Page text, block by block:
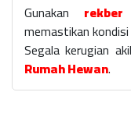
Gunakan
memastikan
Segala kerugian
Rumah Hewan.